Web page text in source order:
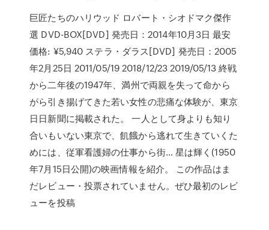
巨匠たちのハリウッド ロバート・シオドマク傑作
選 DVD-BOX[DVD] 発売日：2014年10月3日 最安
価格: ¥5,940 ステラ・ダラス[DVD] 発売日：2005
年2月25日 2011/05/19 2018/12/23 2019/05/13 終戦
から二年後の1947年、満州で両親を失って命から
がら引き揚げてきた若い女性の悲痛な体験が、東京
日日新聞に掲載された。 一人として身よりも知り
合いもいない東京で、飢餓から逃れて生きていくた
めには、従軍看護婦の仕事から街… 星は輝く(1950
年7月15日公開)の映画情報を紹介。 この作品はま
だレビュー・投票されていません。ぜひ最初のレビ
ューを投稿